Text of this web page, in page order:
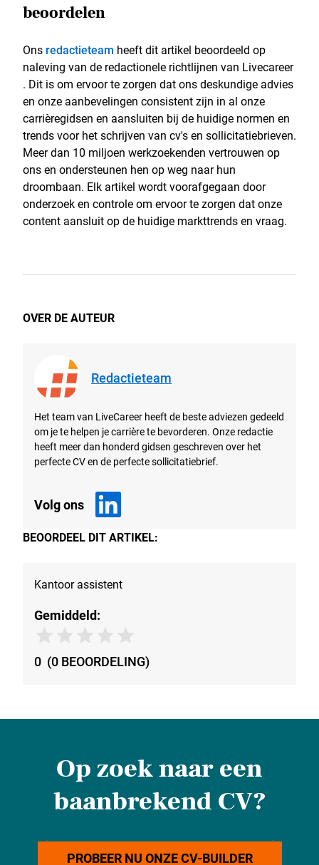
beoordelen
Ons redactieteam heeft dit artikel beoordeeld op
naleving van de redactionele richtlijnen van Livecareer
. Dit is om ervoor te zorgen dat ons deskundige advies
en onze aanbevelingen consistent zijn in al onze
carrièregidsen en aansluiten bij de huidige normen en
trends voor het schrijven van cv's en sollicitatiebrieven.
Meer dan 10 miljoen werkzoekenden vertrouwen op
ons en ondersteunen hen op weg naar hun
droombaan. Elk artikel wordt voorafgegaan door
onderzoek en controle om ervoor te zorgen dat onze
content aansluit op de huidige markttrends en vraag.
OVER DE AUTEUR
Redactieteam
Het team van LiveCareer heeft de beste adviezen gedeeld
om je te helpen je carrière te bevorderen. Onze redactie
heeft meer dan honderd gidsen geschreven over het
perfecte CV en de perfecte sollicitatiebrief.
Volg ons
BEOORDEEL DIT ARTIKEL:
Kantoor assistent
Gemiddeld:
0 (0 BEOORDELING)
Op zoek naar een
baanbrekend CV?
PROBEER NU ONZE CV-BUILDER